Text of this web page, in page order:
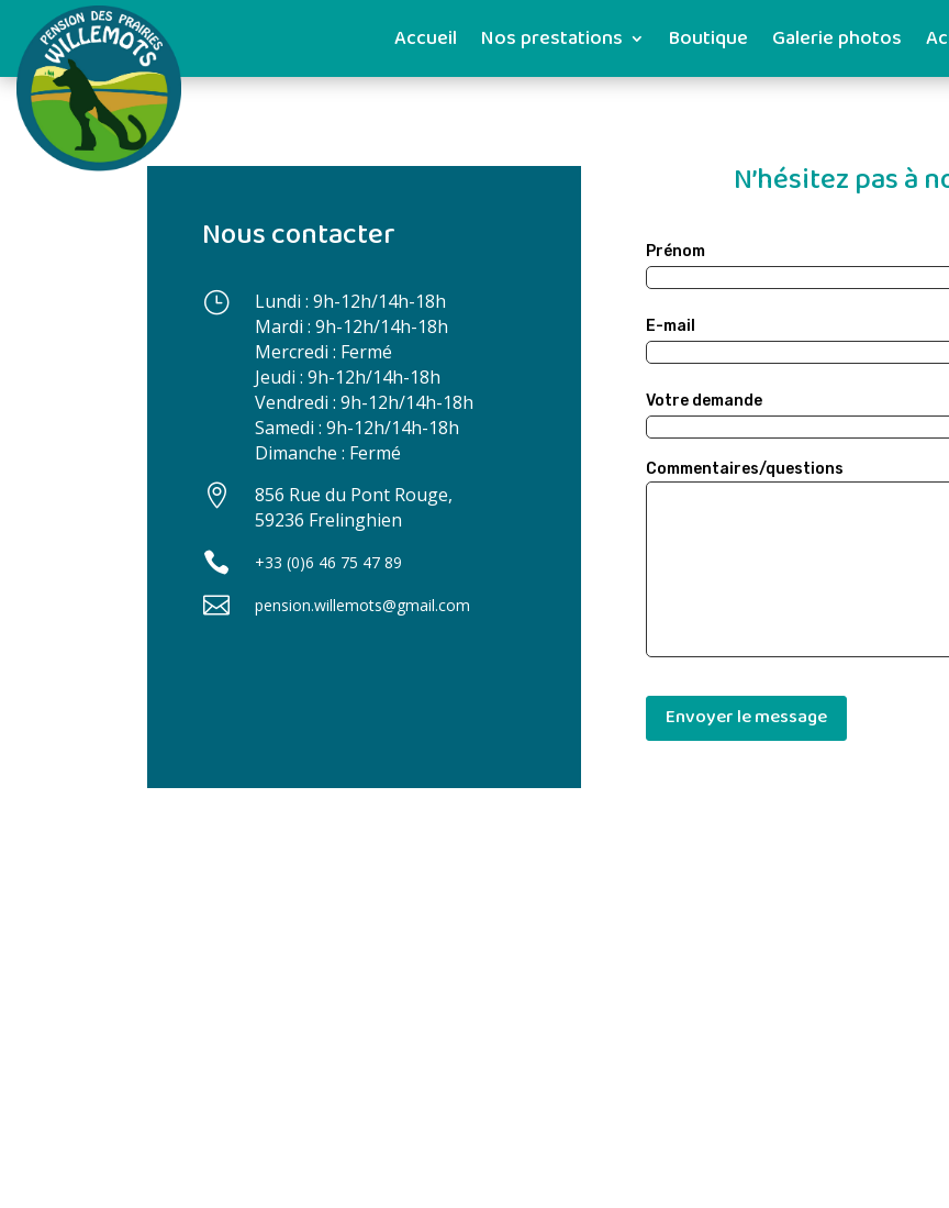
Accueil Nos prestations Boutique Galerie photos
Nous contacter
}
Lundi : 9h-12h/14h-18h
Mardi : 9h-12h/14h-18h
Mercredi : Fermé
Jeudi : 9h-12h/14h-18h
Vendredi : 9h-12h/14h-18h
Samedi : 9h-12h/14h-18h
Dimanche : Fermé

856 Rue du Pont Rouge,
59236 Frelinghien
 +33 (0)6 46 75 47 89
 pension.willemots@gmail.com
N’hésitez pas à
Prénom
E-mail
Votre demande
Commentaires/questions
Envoyer le message